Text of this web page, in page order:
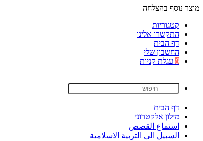
מוצר נוסף בהצלחה
קטגוריות
התקשרו אלינו
דף הבית
החשבון שלי
0 עגלת קניות
דף הבית
מילון אלקטרוני
استماع القصص
السبيل الى التربية الاسلامية